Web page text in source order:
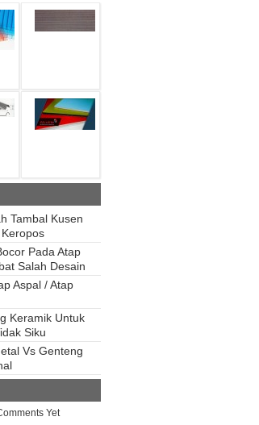
Tambal Kusen
Pada Atap
Salah Desain
Aspal / Atap
Keramik Untuk
Siku
Vs Genteng
Yet